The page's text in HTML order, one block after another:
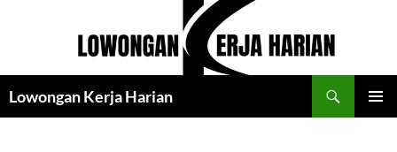
Lowongan Kerja Harian